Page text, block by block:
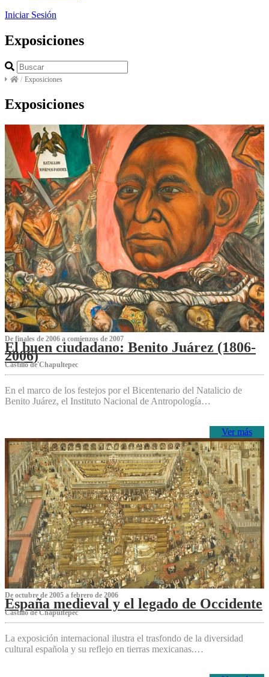
Iniciar Sesión
Exposiciones
/ Exposiciones
Exposiciones
De finales de 2006 a comienzos de 2007
El buen ciudadano: Benito Juárez (1806-
2006)
Castillo de Chapultepec
En el marco de los festejos por el Bicentenario del Natalicio de
Benito Juárez, el Instituto Nacional de Antropología…
Ver más
De octubre de 2005 a febrero de 2006
España medieval y el legado de Occidente
Castillo de Chapultepec
La exposición internacional ilustra el trasfondo de la diversidad
cultural española y su reflejo en tierras mexicanas.…